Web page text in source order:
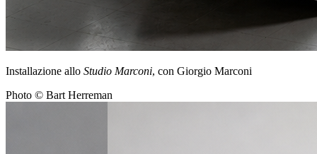
Installazione allo Studio Marconi, con Giorgio Marconi
Photo © Bart Herreman